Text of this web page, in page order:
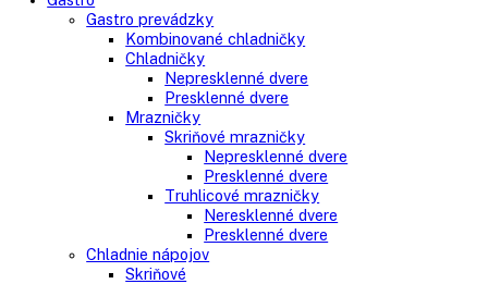
Klasické chladničky
Stolové chladničky
Americké chladničky
Chladnička na víno
Humidory
Gastro prevádzky
Kombinované chladničky
Chladničky
Nepresklenné dvere
Presklenné dvere
Mrazničky